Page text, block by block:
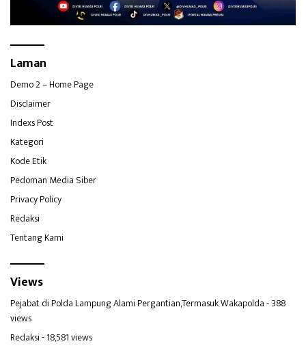
Laman
Demo 2 – Home Page
Disclaimer
Indexs Post
Kategori
Kode Etik
Pedoman Media Siber
Privacy Policy
Redaksi
Tentang Kami
Views
Pejabat di Polda Lampung Alami Pergantian,Termasuk Wakapolda- 388
views
Redaksi- 18,581 views